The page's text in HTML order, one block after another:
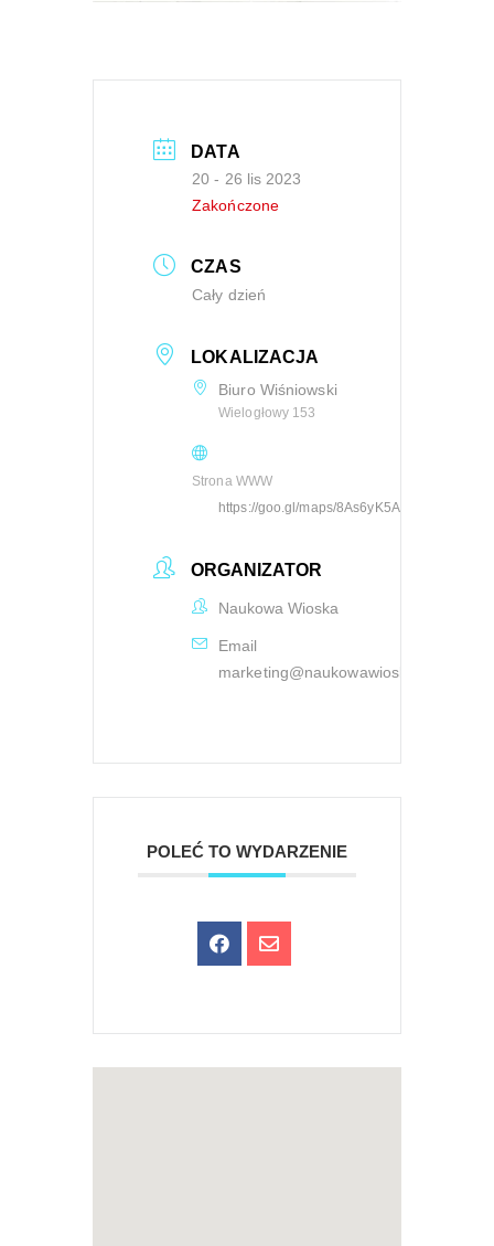
DATA
20 - 26 lis 2023
Zakończone
CZAS
Cały dzień
LOKALIZACJA
Biuro Wiśniowski
Wielogłowy 153
Strona WWW
https://goo.gl/maps/8As6yK5AfLKnEexy6
ORGANIZATOR
Naukowa Wioska
Email
marketing@naukowawioska.pl
POLEĆ TO WYDARZENIE